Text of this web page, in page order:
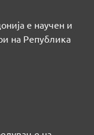
е научен и
на Република